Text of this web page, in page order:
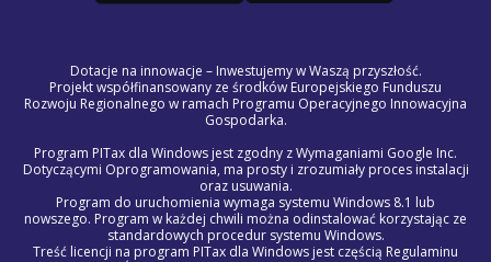
Dotacje na innowacje – Inwestujemy w Waszą przyszłość.
Projekt współfinansowany ze środków Europejskiego Funduszu
Rozwoju Regionalnego w ramach Programu Operacyjnego Innowacyjna
Gospodarka.
Program PITax dla Windows jest zgodny z Wymaganiami Google Inc.
Dotyczącymi Oprogramowania, ma prosty i zrozumiały proces instalacji
oraz usuwania.
Program do uruchomienia wymaga systemu Windows 8.1 lub
nowszego. Program w każdej chwili można odinstalować korzystając ze
standardowych procedur systemu Windows.
Treść licencji na program PITax dla Windows jest częścią Regulaminu